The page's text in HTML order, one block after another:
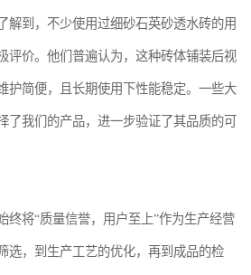
解到，不少使用过细砂石英砂透水砖的用
评价。他们普遍认为，这种砖体铺装后视
护简便，且长期使用下性能稳定。一些大
了我们的产品，进一步验证了其品质的可
终将“质量信誉，用户至上”作为生产经营
选，到生产工艺的优化，再到成品的检